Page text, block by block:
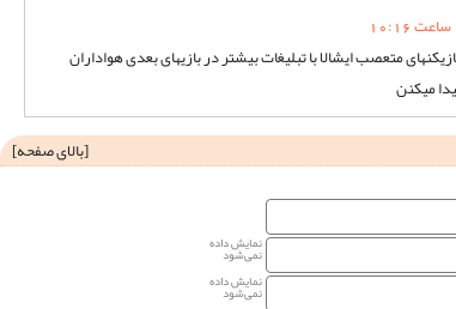
متعصب ایشالا با تبلیغات بیشتر در بازیهای بعدی هواداران
میکنن
[بالای صفحه]
نمایش داده
نمی‌شود
نمایش داده
نمی‌شود